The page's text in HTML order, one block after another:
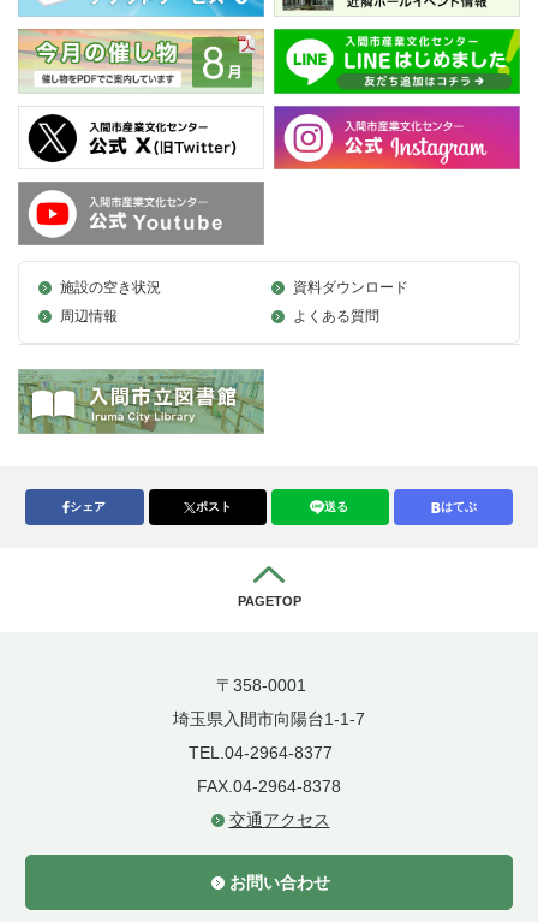
施設の空き状況
資料ダウンロード
周辺情報
よくある質問
シェア ポスト 送る はてぶ
PAGETOP
〒358-0001
埼玉県入間市向陽台1-1-7
TEL.04-2964-8377
FAX.04-2964-8378
交通アクセス
お問い合わせ